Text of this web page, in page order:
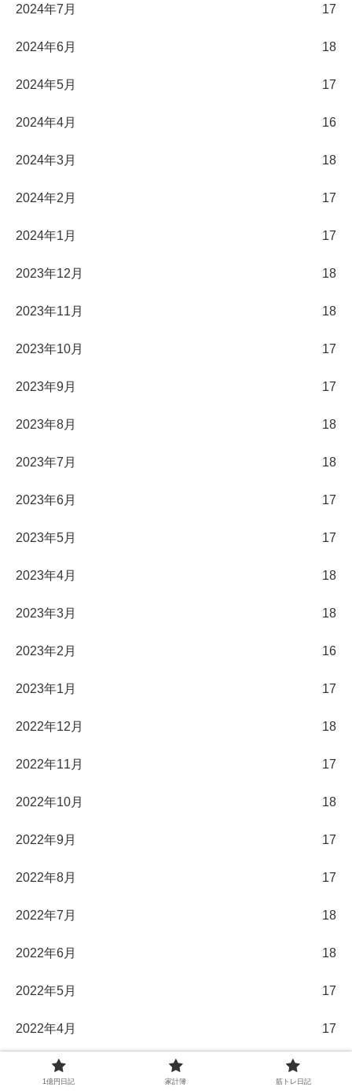
2024年7月 17
2024年6月 18
2024年5月 17
2024年4月 16
2024年3月 18
2024年2月 17
2024年1月 17
2023年12月 18
2023年11月 18
2023年10月 17
2023年9月 17
2023年8月 18
2023年7月 18
2023年6月 17
2023年5月 17
2023年4月 18
2023年3月 18
2023年2月 16
2023年1月 17
2022年12月 18
2022年11月 17
2022年10月 18
2022年9月 17
2022年8月 17
2022年7月 18
2022年6月 18
2022年5月 17
2022年4月 17
2022年3月
1億円日記 家計簿 筋トレ日記